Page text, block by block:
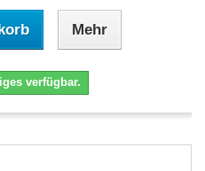
Mehr
verfügbar.